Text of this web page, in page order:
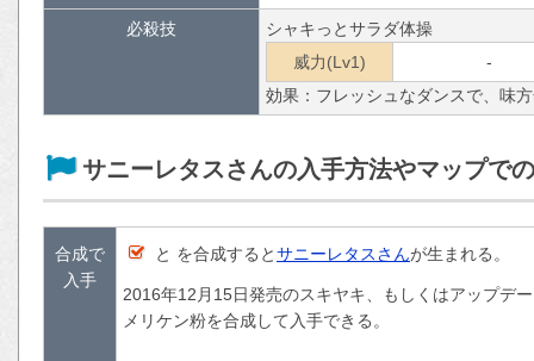
必殺技
シャキっとサラダ体操
威力(Lv1)
-
効果：フレッシュなダンスで、味
サニーレタスさんの入手方法やマップで
合成で
入手
と を合成するとサニーレタスさんが生まれる。
2016年12月15日発売のスキヤキ、もしくはアップデ
メリケン粉を合成して入手できる。